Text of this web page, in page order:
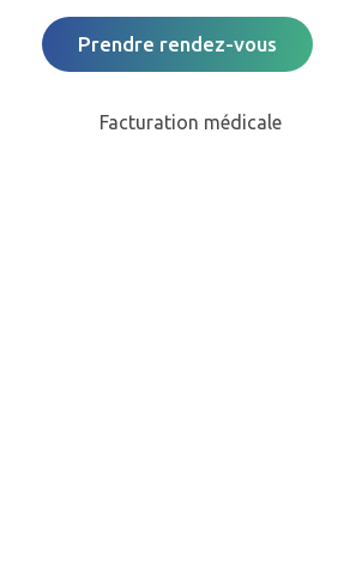
Prendre rendez-vous
Facturation médicale